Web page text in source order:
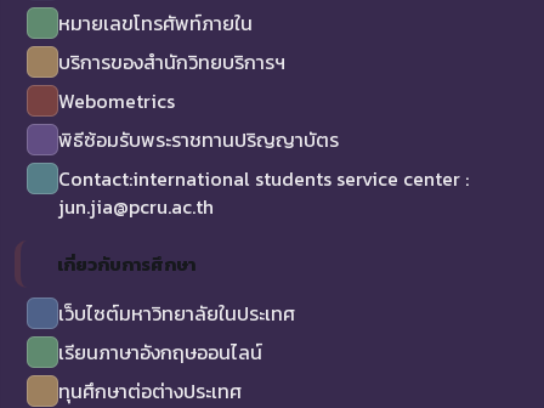
หมายเลขโทรศัพท์ภายใน
บริการของสำนักวิทยบริการฯ
Webometrics
พิธีซ้อมรับพระราชทานปริญญาบัตร
Contact:international students service center :
jun.jia@pcru.ac.th
เกี่ยวกับการศึกษา
เว็บไซต์มหาวิทยาลัยในประเทศ
เรียนภาษาอังกฤษออนไลน์
ทุนศึกษาต่อต่างประเทศ